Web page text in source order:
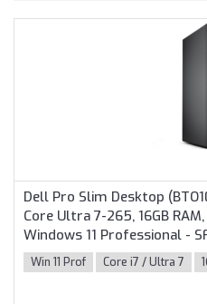
Dell Pro Slim Desktop
Core Ultra 7-265, 16GB
Windows 11 Professional -
helyszíni garancia
Win 11 Prof Core i7 / Ultra 7